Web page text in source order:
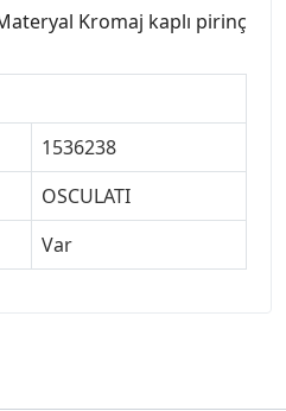
Kromaj kaplı pirinç
1536238
OSCULATI
Var